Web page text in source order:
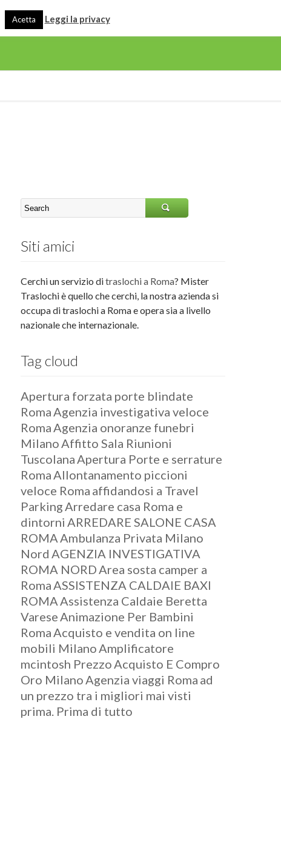
Siti amici
Cerchi un servizio ditraslochi a Roma? Mister
Traslochi è quello che cerchi, la nostra azienda si
occupa di traslochi a Roma e opera sia a livello
nazionale che internazionale.
Tag cloud
Apertura forzata porte blindate
RomaAgenzia investigativa veloce
RomaAgenzia onoranze funebri
MilanoAffitto Sala Riunioni
TuscolanaApertura Porte e serrature
RomaAllontanamento piccioni
veloce Roma affidandosi a Travel
ParkingArredare casa Roma e
dintorni ARREDARE SALONE CASA
ROMAAmbulanza Privata Milano
Nord AGENZIA INVESTIGATIVA
ROMA NORDArea sosta camper a
RomaASSISTENZA CALDAIE BAXI
ROMAAssistenza Caldaie Beretta
VareseAnimazione Per Bambini
RomaAcquisto e vendita on line
mobili MilanoAmplificatore
mcintosh PrezzoAcquisto E Compro
Oro MilanoAgenzia viaggi Roma ad
un prezzo tra i migliori mai visti
prima. Prima di tutto
Acetta Leggi la privacy